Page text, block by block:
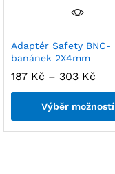
Adaptér Safety BNC-
banánek 2X4mm
187 Kč – 303 Kč
Výběr možností